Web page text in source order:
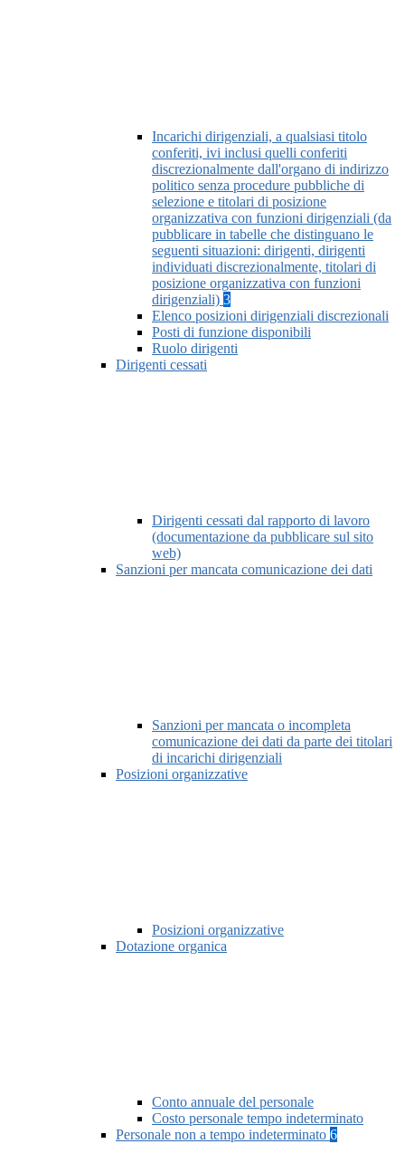
Incarichi dirigenziali, a qualsiasi titolo
conferiti, ivi inclusi quelli conferiti
discrezionalmente dall'organo di indirizzo
politico senza procedure pubbliche di
selezione e titolari di posizione
organizzativa con funzioni dirigenziali (da
pubblicare in tabelle che distinguano le
seguenti situazioni: dirigenti, dirigenti
individuati discrezionalmente, titolari di
posizione organizzativa con funzioni
dirigenziali) 3
Elenco posizioni dirigenziali discrezionali
Posti di funzione disponibili
Ruolo dirigenti
Dirigenti cessati
Dirigenti cessati dal rapporto di lavoro
(documentazione da pubblicare sul sito
web)
Sanzioni per mancata comunicazione dei dati
Sanzioni per mancata o incompleta
comunicazione dei dati da parte dei titolari
di incarichi dirigenziali
Posizioni organizzative
Posizioni organizzative
Dotazione organica
Conto annuale del personale
Costo personale tempo indeterminato
Personale non a tempo indeterminato 6